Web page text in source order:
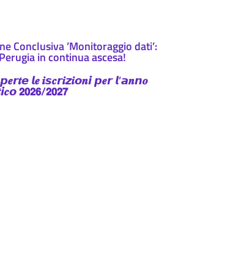
Conclusiva ’Monitoraggio dati’:
in continua ascesa!
𝙡𝒆 𝒊𝙨𝒄𝙧𝒊𝙯𝒊𝙤𝒏𝙞 𝙥𝒆𝙧 𝙡’𝙖𝒏𝙣𝒐
𝟮𝟬𝟮𝟲/𝟮𝟬𝟮𝟳